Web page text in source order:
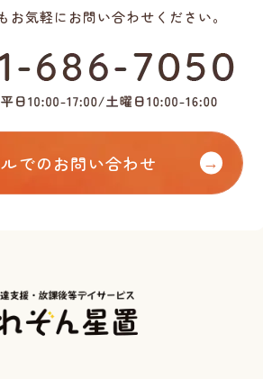
お気軽にお問い合わせください。
でのお問い合わせ →